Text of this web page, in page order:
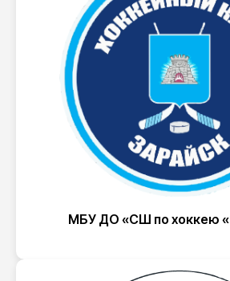
МБУ ДО «СШ по хоккею